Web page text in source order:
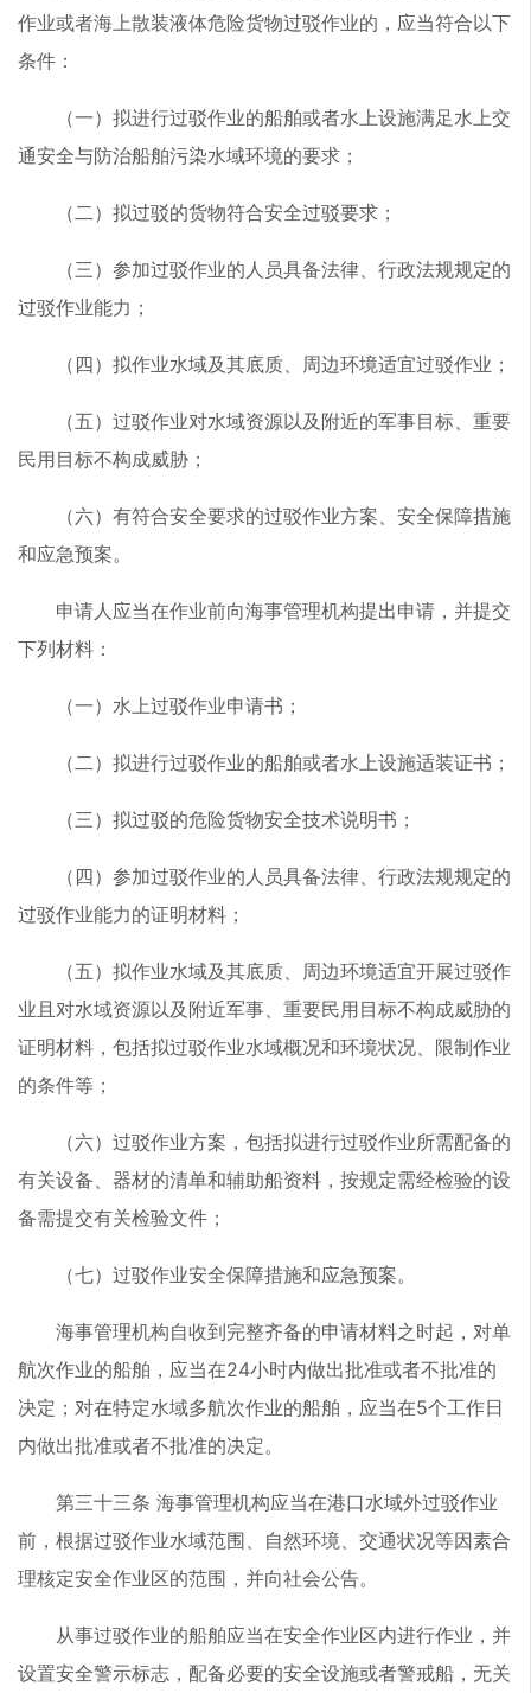
作业或者海上散装液体危险货物过驳作业的，应当符合以下
条件：
（一）拟进行过驳作业的船舶或者水上设施满足水上交
通安全与防治船舶污染水域环境的要求；
（二）拟过驳的货物符合安全过驳要求；
（三）参加过驳作业的人员具备法律、行政法规规定的
过驳作业能力；
（四）拟作业水域及其底质、周边环境适宜过驳作业；
（五）过驳作业对水域资源以及附近的军事目标、重要
民用目标不构成威胁；
（六）有符合安全要求的过驳作业方案、安全保障措施
和应急预案。
申请人应当在作业前向海事管理机构提出申请，并提交
下列材料：
（一）水上过驳作业申请书；
（二）拟进行过驳作业的船舶或者水上设施适装证书；
（三）拟过驳的危险货物安全技术说明书；
（四）参加过驳作业的人员具备法律、行政法规规定的
过驳作业能力的证明材料；
（五）拟作业水域及其底质、周边环境适宜开展过驳作
业且对水域资源以及附近军事、重要民用目标不构成威胁的
证明材料，包括拟过驳作业水域概况和环境状况、限制作业
的条件等；
（六）过驳作业方案，包括拟进行过驳作业所需配备的
有关设备、器材的清单和辅助船资料，按规定需经检验的设
备需提交有关检验文件；
（七）过驳作业安全保障措施和应急预案。
海事管理机构自收到完整齐备的申请材料之时起，对单
航次作业的船舶，应当在24小时内做出批准或者不批准的
决定；对在特定水域多航次作业的船舶，应当在5个工作日
内做出批准或者不批准的决定。
第三十三条 海事管理机构应当在港口水域外过驳作业
前，根据过驳作业水域范围、自然环境、交通状况等因素合
理核定安全作业区的范围，并向社会公告。
从事过驳作业的船舶应当在安全作业区内进行作业，并
设置安全警示标志，配备必要的安全设施或者警戒船，无关